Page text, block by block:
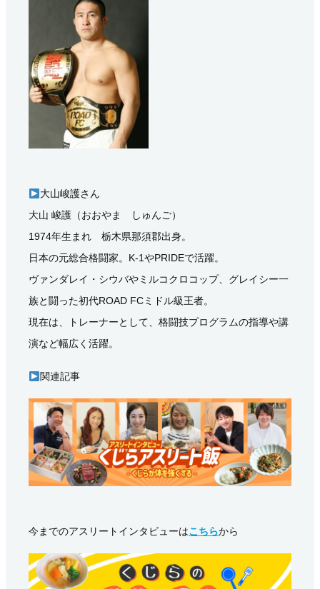
大山峻護さん
大山 峻護（おおやま しゅんご）
1974年生まれ 栃木県那須郡出身。
日本の元総合格闘家。K-1やPRIDEで活躍。
ヴァンダレイ・シウバやミルコクロコップ、グレイシー一
族と闘った初代ROAD FCミドル級王者。
現在は、トレーナーとして、格闘技プログラムの指導や講
演など幅広く活躍。
関連記事
今までのアスリートインタビューはこちらから